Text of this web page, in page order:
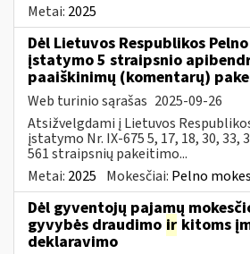
Metai: 2025
Dėl Lietuvos Respublikos
įstatymo 5 straipsnio
paaiškinimų (komentarų)
Web turinio sąrašas 2025-09-26
Atsižvelgdami į Lietuvos
įstatymo Nr. IX-675 5, 17, 18, 30, 33,
561 straipsnių pakeitimo...
Metai: 2025 Mokesčiai: Pelno
Dėl gyventojų pajamų
gyvybės draudimo ir kitoms
deklaravimo